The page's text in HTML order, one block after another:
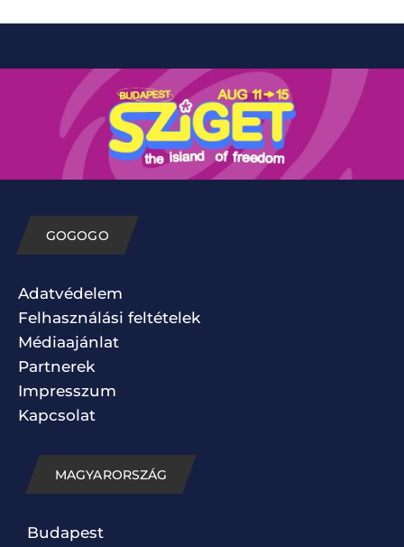
GOGOGO
Adatvédelem
Felhasználási feltételek
Médiaajánlat
Partnerek
Impresszum
Kapcsolat
MAGYARORSZÁG
Budapest